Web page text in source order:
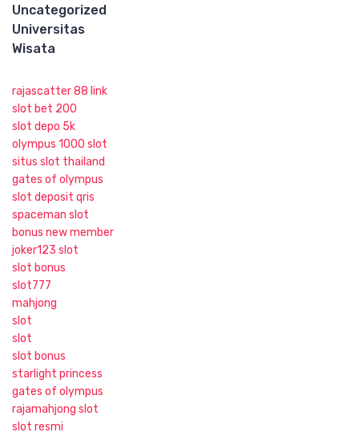
Uncategorized
Universitas
Wisata
rajascatter 88 link
slot bet 200
slot depo 5k
olympus 1000 slot
situs slot thailand
gates of olympus
slot deposit qris
spaceman slot
bonus new member
joker123 slot
slot bonus
slot777
mahjong
slot
slot
slot bonus
starlight princess
gates of olympus
rajamahjong slot
slot resmi